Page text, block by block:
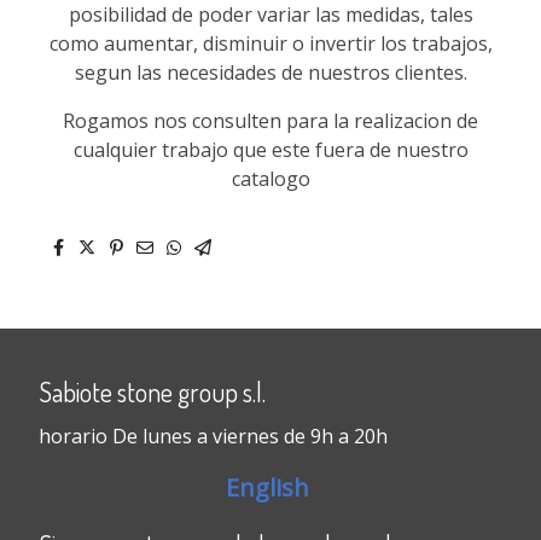
posibilidad de poder variar las medidas, tales
como aumentar, disminuir o invertir los trabajos,
segun las necesidades de nuestros clientes.
Rogamos nos consulten para la realizacion de
cualquier trabajo que este fuera de nuestro
catalogo
Sabiote stone group s.l.
horario De lunes a viernes de 9h a 20h
English